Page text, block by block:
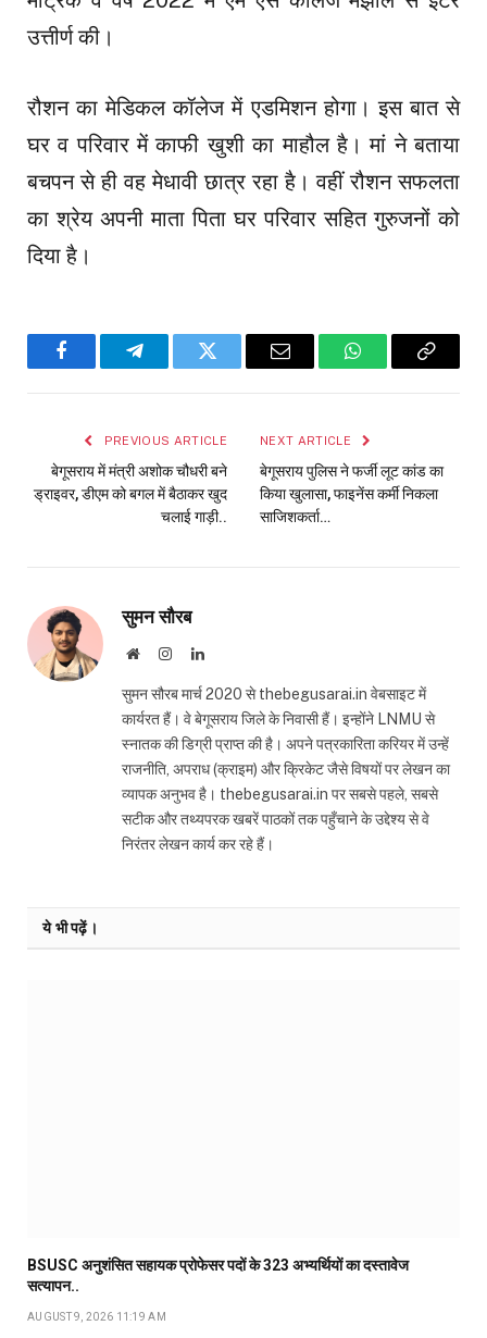
उत्तीर्ण की।
रौशन का मेडिकल कॉलेज में एडमिशन होगा। इस बात से
घर व परिवार में काफी खुशी का माहौल है। मां ने बताया
बचपन से ही वह मेधावी छात्र रहा है। वहीं रौशन सफलता
का श्रेय अपनी माता पिता घर परिवार सहित गुरुजनों को
दिया है।
FacebookTelegramTwitter Email WhatsAppCopy
PREVIOUS ARTICLE
बेगूसराय में मंत्री अशोक चौधरी बने
ड्राइवर, डीएम को बगल में बैठाकर खुद
चलाई गाड़ी..
NEXT ARTICLE
बेगूसराय पुलिस ने फर्जी लूट कांड का
किया खुलासा, फाइनेंस कर्मी निकला
साजिशकर्ता…
सुमन सौरब
WebsiteInstagramLinkedIn
सुमन सौरब मार्च 2020 से thebegusarai.in वेबसाइट में
कार्यरत हैं। वे बेगूसराय जिले के निवासी हैं। इन्होंने LNMU से
स्नातक की डिग्री प्राप्त की है। अपने पत्रकारिता करियर में उन्हें
राजनीति, अपराध (क्राइम) और क्रिकेट जैसे विषयों पर लेखन का
व्यापक अनुभव है। thebegusarai.in पर सबसे पहले, सबसे
सटीक और तथ्यपरक खबरें पाठकों तक पहुँचाने के उद्देश्य से वे
निरंतर लेखन कार्य कर रहे हैं।
ये भी पढ़ें।
BSUSC अनुशंसित सहायक प्रोफेसर पदों के 323 अभ्यर्थियों का दस्तावेज
सत्यापन..
AUGUST 9, 2026 11:19 AM